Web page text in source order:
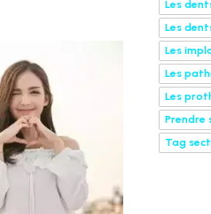
Les
Les
Les
Les
Les
Prendre
Tag